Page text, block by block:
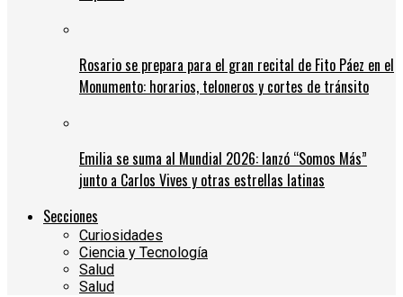
Rosario se prepara para el gran recital de Fito Páez en el
Monumento: horarios, teloneros y cortes de tránsito
Emilia se suma al Mundial 2026: lanzó “Somos Más”
junto a Carlos Vives y otras estrellas latinas
Secciones
Curiosidades
Ciencia y Tecnología
Salud
Salud